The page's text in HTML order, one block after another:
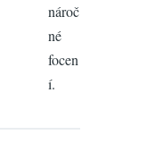
nároč
né
focen
í.